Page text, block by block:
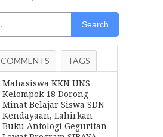
Search
COMMENTS TAGS
Mahasiswa KKN UNS
Kelompok 18 Dorong
Minat Belajar Siswa SDN
Kendayaan, Lahirkan
Buku Antologi Geguritan